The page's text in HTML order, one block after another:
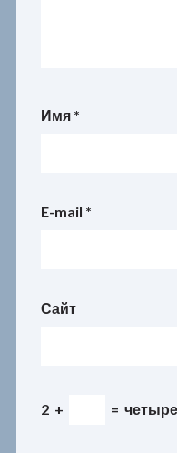
Имя *
E-mail *
Сайт
2 + = четыре